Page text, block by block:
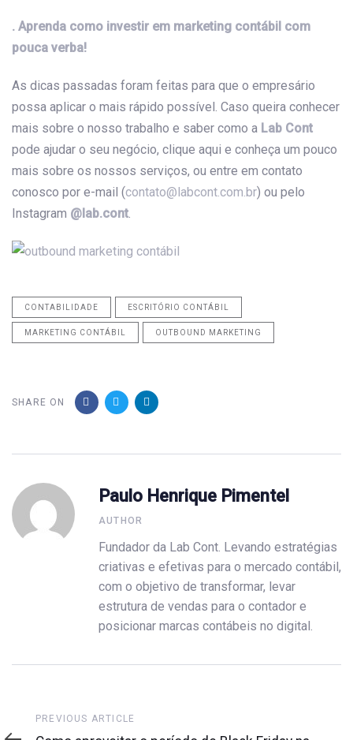
. Aprenda como investir em marketing contábil com
pouca verba!
As dicas passadas foram feitas para que o empresário
possa aplicar o mais rápido possível. Caso queira conhecer
mais sobre o nosso trabalho e saber como a Lab Cont
pode ajudar o seu negócio, clique aqui e conheça um pouco
mais sobre os nossos serviços, ou entre em contato
conosco por e-mail (contato@labcont.com.br) ou pelo
Instagram @lab.cont.
CONTABILIDADE ESCRITÓRIO CONTÁBIL
MARKETING CONTÁBIL OUTBOUND MARKETING
SHARE ON
Paulo Henrique Pimentel
AUTHOR
Fundador da Lab Cont. Levando estratégias
criativas e efetivas para o mercado contábil,
com o objetivo de transformar, levar
estrutura de vendas para o contador e
posicionar marcas contábeis no digital.
Previous
Article
PREVIOUS ARTICLE